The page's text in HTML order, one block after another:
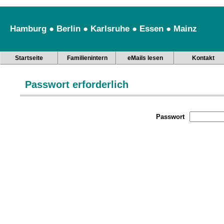
Hamburg ● Berlin ● Karlsruhe ● Essen ● Mainz
Startseite Familienintern eMails lesen Kontakt
Passwort erforderlich
Passwort